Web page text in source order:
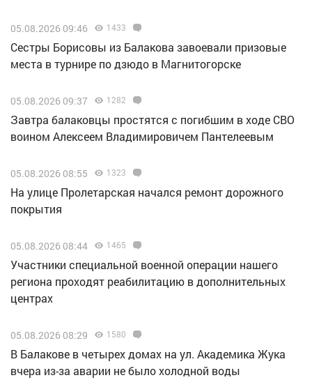
05.08.2026 09:46 1433
Сестры Борисовы из Балакова завоевали призовые
места в турнире по дзюдо в Магнитогорске
05.08.2026 09:37 1282
Завтра балаковцы простятся с погибшим в ходе СВО
воином Алексеем Владимировичем Пантелеевым
05.08.2026 08:55 1323
На улице Пролетарская начался ремонт дорожного
покрытия
05.08.2026 08:44 1465
Участники специальной военной операции нашего
региона проходят реабилитацию в дополнительных
центрах
05.08.2026 08:29 1580
В Балакове в четырех домах на ул. Академика Жука
вчера из-за аварии не было холодной воды